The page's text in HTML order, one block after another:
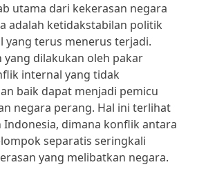
utama dari kekerasan negara
adalah ketidakstabilan politik
yang terus menerus terjadi.
dilakukan oleh pakar
internal yang tidak
baik dapat menjadi pemicu
negara perang. Hal ini terlihat
Indonesia, dimana konflik antara
separatis seringkali
yang melibatkan negara.